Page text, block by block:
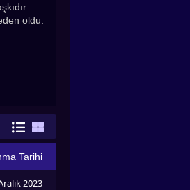
oldu.
Tarihi
2023